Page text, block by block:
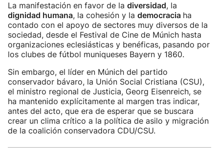
La manifestación en favor de la diversidad, la
dignidad humana, la cohesión y la democracia ha
contado con el apoyo de sectores muy diversos de la
sociedad, desde el Festival de Cine de Múnich hasta
organizaciones eclesiásticas y benéficas, pasando por
los clubes de fútbol muniqueses Bayern y 1860.
Sin embargo, el líder en Múnich del partido
conservador bávaro, la Unión Social Cristiana (CSU),
el ministro regional de Justicia, Georg Eisenreich, se
ha mantenido explícitamente al margen tras indicar,
antes del acto, que era de esperar que se buscara
crear un clima crítico a la política de asilo y migración
de la coalición conservadora CDU/CSU.